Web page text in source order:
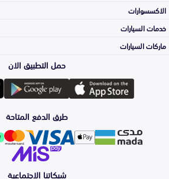
المكائن، القيرات
وملحقاتها
الشمعات
والاصطبات (الاضاءة)
الفرامل والأقمشة
الاكسسوارات
لوازم الرحلات
اكسسوارات العناية
خدمات السيارات
الأكثر مبيعاً
التلميع والعناية
ماركات السيارات
تويوتا
هيونداي
كيا
حمل التطبيق الان
طرق الدفع المتاحة
شبكاتنا الاجتماعية